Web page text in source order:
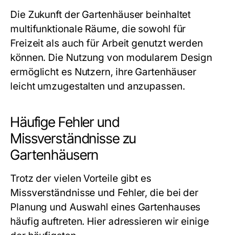
Die Zukunft der Gartenhäuser beinhaltet
multifunktionale Räume, die sowohl für
Freizeit als auch für Arbeit genutzt werden
können. Die Nutzung von modularem Design
ermöglicht es Nutzern, ihre Gartenhäuser
leicht umzugestalten und anzupassen.
Häufige Fehler und
Missverständnisse zu
Gartenhäusern
Trotz der vielen Vorteile gibt es
Missverständnisse und Fehler, die bei der
Planung und Auswahl eines Gartenhauses
häufig auftreten. Hier adressieren wir einige